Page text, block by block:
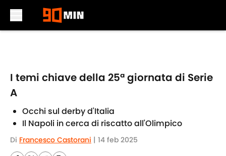
I temi chiave della 25ª giornata di Serie
A
Occhi sul derby d'Italia
Il Napoli in cerca di riscatto all'Olimpico
Di Francesco Castorani | 14 feb 2025